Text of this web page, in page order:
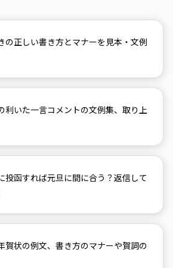
の正しい書き方とマナーを見本・文例
利いた一言コメントの文例集、取り上
投函すれば元旦に間に合う？返信して
賀状の例文、書き方のマナーや賀詞の